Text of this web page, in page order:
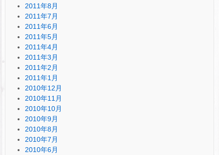
2011年8月
2011年7月
2011年6月
2011年5月
2011年4月
2011年3月
2011年2月
2011年1月
2010年12月
2010年11月
2010年10月
2010年9月
2010年8月
2010年7月
2010年6月